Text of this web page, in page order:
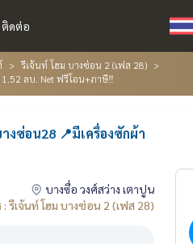
ติดต่อ
รีเจ้นท์ โฮม บางซ่อน 2 (เฟส 28)
ลบ. Net ฟรีโอน+ภาษี‼️
ซ่อน28 📍มีเครื่องซักผ้า
บางซื่อ วงศ์สว่าง เตาปูน
: รีเจ้นท์ โฮม บางซ่อน 2 (เฟส 28)